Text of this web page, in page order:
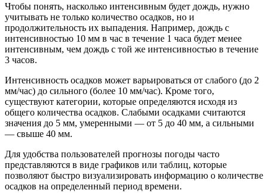
Чтобы понять, насколько интенсивным будет дождь, нужно
учитывать не только количество осадков, но и
продолжительность их выпадения. Например, дождь с
интенсивностью 10 мм в час в течение 1 часа будет менее
интенсивным, чем дождь с той же интенсивностью в течение
3 часов.
Интенсивность осадков может варьироваться от слабого (до 2
мм/час) до сильного (более 10 мм/час). Кроме того,
существуют категории, которые определяются исходя из
общего количества осадков. Слабыми осадками считаются
значения до 5 мм, умеренными — от 5 до 40 мм, а сильными
— свыше 40 мм.
Для удобства пользователей прогнозы погоды часто
представляются в виде графиков или таблиц, которые
позволяют быстро визуализировать информацию о количестве
осадков на определенный период времени.